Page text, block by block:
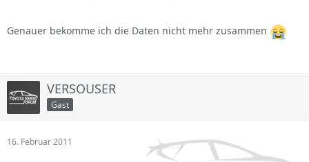
Genauer bekomme ich die Daten nicht mehr zusammen
VERSOUSER
Gast
16. Februar 2011